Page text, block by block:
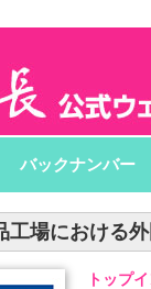
バックナンバー
場における
トップ